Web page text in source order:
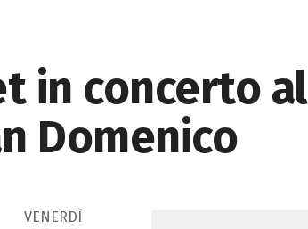
in concerto al
Domenico
VENERDÌ